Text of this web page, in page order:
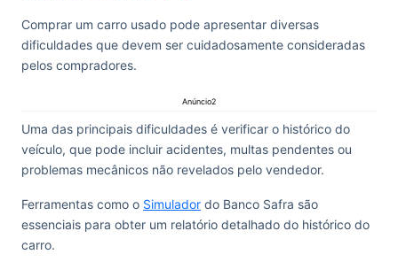
Comprar um carro usado pode apresentar diversas
dificuldades que devem ser cuidadosamente consideradas
pelos compradores.
Anúncio2
Uma das principais dificuldades é verificar o histórico do
veículo, que pode incluir acidentes, multas pendentes ou
problemas mecânicos não revelados pelo vendedor.
Ferramentas como o Simulador do Banco Safra são
essenciais para obter um relatório detalhado do histórico do
carro.